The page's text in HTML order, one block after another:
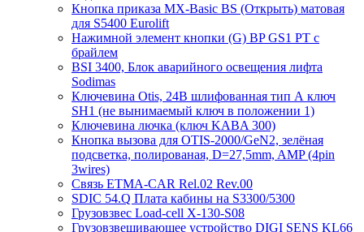
Кнопка приказа MX-Basic BS (Открыть) матовая
для S5400 Eurolift
Нажимной элемент кнопки (G) BP GS1 PT с
брайлем
BSI 3400, Блок аварийного освещения лифта
Sodimas
Ключевина Otis, 24В шлифованная тип А ключ
SH1 (не вынимаемый ключ в положении 1)
Ключевина лючка (ключ KABA 300)
Кнопка вызова для OTIS-2000/GeN2, зелёная
подсветка, полированая, D=27,5mm, AMP (4pin
3wires)
Связь ETMA-CAR Rel.02 Rev.00
SDIC 54.Q Плата кабины на S3300/5300
Грузовзвес Load-cell X-130-S08
Грузовзвешивающее устройство DIGI SENS KL66